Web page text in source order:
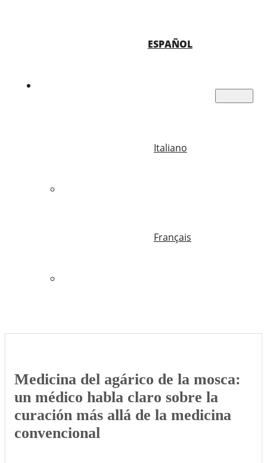
ESPAÑOL
Italiano
Français
Medicina del agárico de la mosca:
un médico habla claro sobre la
curación más allá de la medicina
convencional